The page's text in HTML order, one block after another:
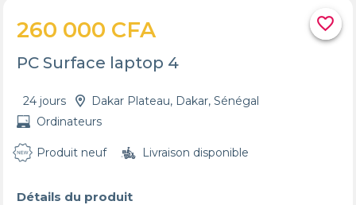
favorite_border
260 000 CFA
PC Surface laptop 4
24 jours
Dakar Plateau, Dakar, Sénégal
Ordinateurs
Produit neuf Livraison disponible
Détails du produit